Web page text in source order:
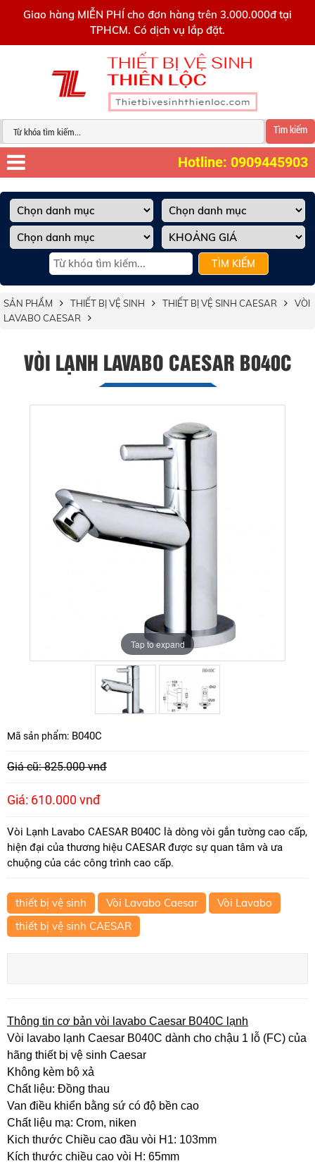
Giao hàng MIỄN PHÍ cho đơn hàng trên 3.000.000đ tại
TPHCM. Có dịch vụ lắp đặt.
Tìm kiếm
Hotline: 0909445903
TÌM KIẾM
SẢN PHẨM THIẾT BỊ VỆ SINH THIẾT BỊ VỆ SINH CAESAR
VÒI
LAVABO CAESAR
VÒI LẠNH LAVABO CAESAR B040C
Tap to expand
Tap to expand
Mã sản phẩm: B040C
Giá cũ: 825.000 vnđ
Giá: 610.000 vnđ
Vòi Lạnh Lavabo CAESAR B040C là dòng vòi gắn tường cao cấp,
hiện đại của thương hiệu CAESAR được sự quan tâm và ưa
chuộng của các công trình cao cấp.
thiết bị vệ sinh Vòi Lavabo Caesar
Vòi Lavabo
thiết bị vệ sinh CAESAR
Thông tin cơ bản vòi lavabo Caesar B040C lạnh
Vòi lavabo lạnh Caesar B040C dành cho chậu 1 lỗ (FC) của
hãng thiết bị vệ sinh Caesar
Không kèm bộ xả
Chất liệu: Đồng thau
Van điều khiển bằng sứ có độ bền cao
Chất liệu mạ: Crom, niken
Kich thước Chiều cao đầu vòi H1: 103mm
Kích thước chiều cao vòi H: 65mm
0909445903